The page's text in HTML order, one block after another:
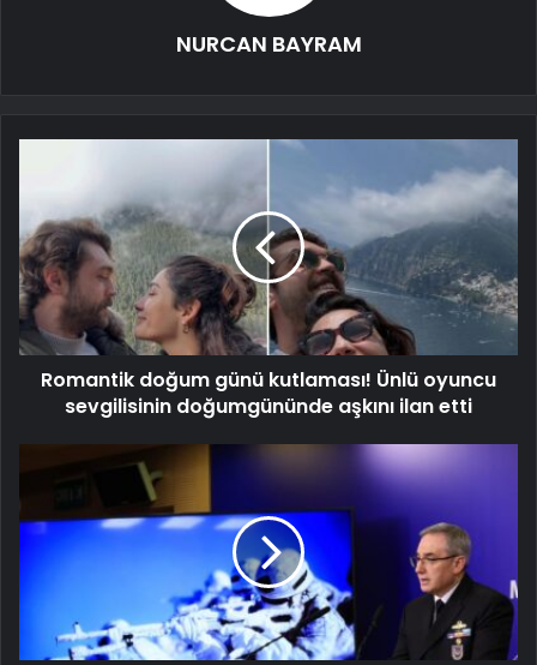
NURCAN BAYRAM
Romantik doğum günü kutlaması! Ünlü oyuncu
sevgilisinin doğumgününde aşkını ilan etti